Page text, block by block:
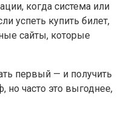
когда система или
успеть купить билет,
сайты, которые
первый — и получить
но часто это выгоднее,